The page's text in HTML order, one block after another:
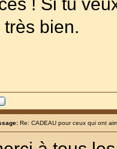
très bien.
Re: CADEAU pour ceux qui ont